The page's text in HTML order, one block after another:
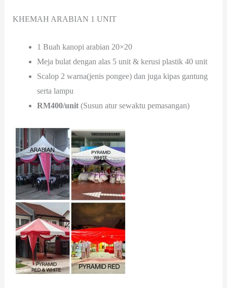
KHEMAH ARABIAN 1 UNIT
1 Buah kanopi arabian 20×20
Meja bulat dengan alas 5 unit & kerusi plastik 40 unit
Scalop 2 warna(jenis pongee) dan juga kipas gantung
serta lampu
RM400/unit(Susun atur sewaktu pemasangan)